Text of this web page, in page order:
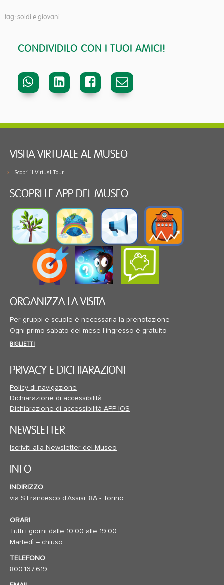
tag: soldi e giovani
CONDIVIDILO CON I TUOI AMICI!
VISITA VIRTUALE AL MUSEO
Scopri il Virtual Tour
SCOPRI LE APP DEL MUSEO
ORGANIZZA LA VISITA
Per gruppi e scuole è necessaria la prenotazione
Ogni primo sabato del mese l'ingresso è gratuito
BIGLIETTI
PRIVACY E DICHIARAZIONI
Policy di navigazione
Dichiarazione di accessibilità
Dichiarazione di accessibilità APP IOS
NEWSLETTER
Iscriviti alla Newsletter del Museo
INFO
INDIRIZZO
via S.Francesco d'Assisi, 8A - Torino
ORARI
Tutti i giorni dalle 10:00 alle 19:00
Martedì – chiuso
TELEFONO
800.167.619